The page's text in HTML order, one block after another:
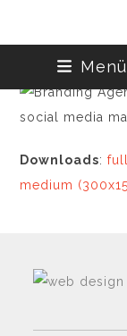
Menü
Downloads:
medium